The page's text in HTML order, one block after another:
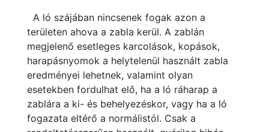
A ló szájában nincsenek fogak azon a
területen ahova a zabla kerül. A zablán
megjelenő esetleges karcolások, kopások,
harapásnyomok a helytelenül használt zabla
eredményei lehetnek, valamint olyan
esetekben fordulhat elő, ha a ló ráharap a
zablára a ki- és behelyezéskor, vagy ha a ló
fogazata eltérő a normálistól. Csak a